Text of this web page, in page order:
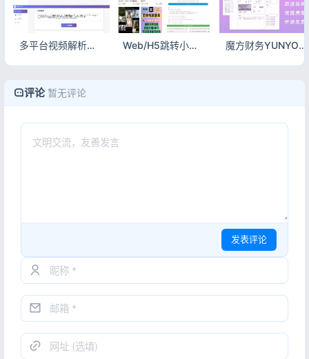
多平台视频解析去水印工具 v3.0 完整程序源码 支持抖音快手小红书B站 Web/H5跳转小程序激励广告下载系统源码 流量变现广告收益变现 魔方财务YUNYOO购物车+会员中心模板 开源免费美观易用
评论 暂无评论
发表评论